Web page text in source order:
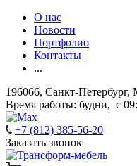
О нас
Новости
Портфолио
Контакты
...
196066, Санкт-
Время работы: будни, с
+7 (812) 385-56-20
Заказать звонок